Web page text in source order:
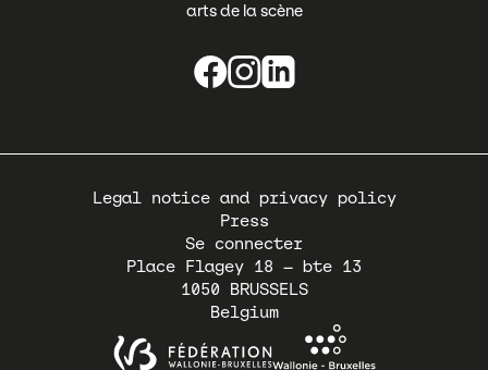
arts de la scène
Pied
Legal notice and privacy policy
Press
Se connecter
Place Flagey 18 – bte 13
1050
BRUSSELS
Belgium